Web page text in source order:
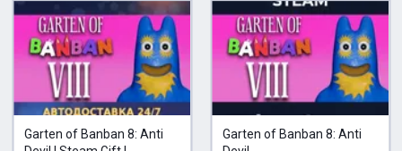
Garten of Banban 8: Anti
Garten of Banban 8: Anti